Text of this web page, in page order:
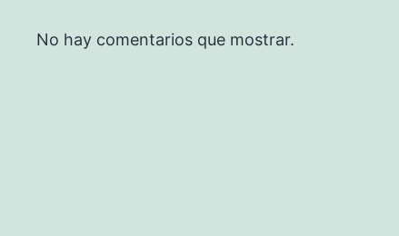
No hay comentarios que mostrar.